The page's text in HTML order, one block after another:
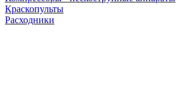
Краскопульты
Расходники